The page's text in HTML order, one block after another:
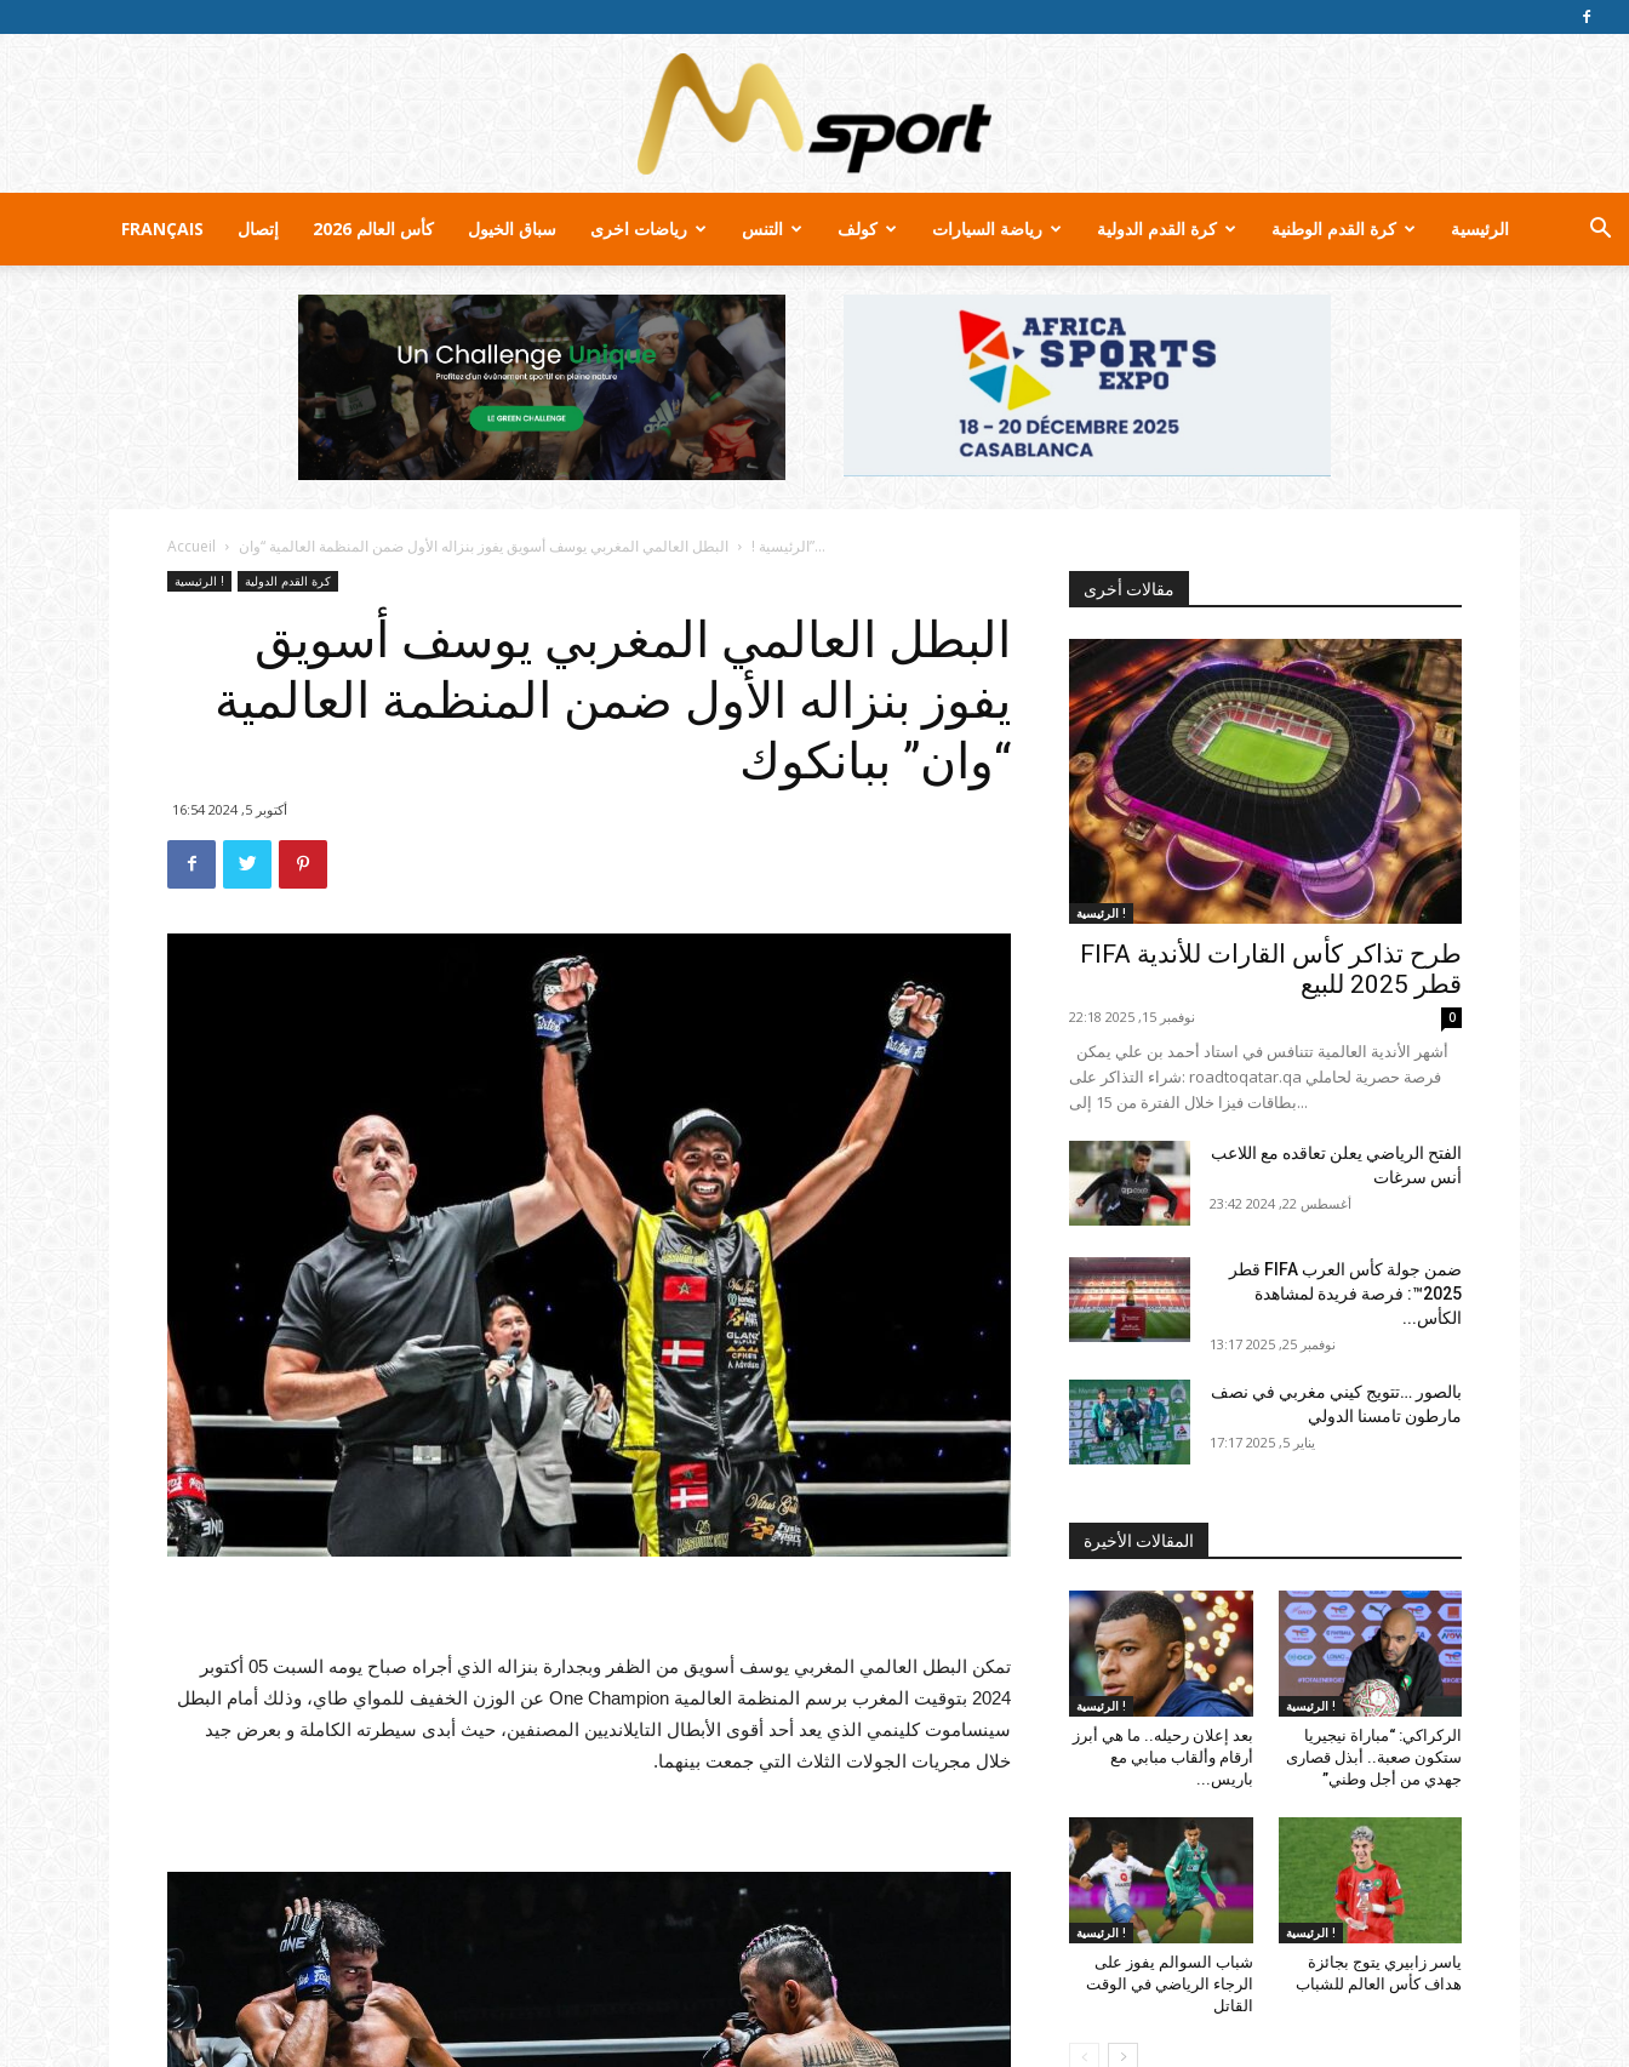
MSport.ma
FRANÇAIS إتصال كأس العالم 2026 سباق الخيول رياضات اخرى التنس كولف رياضة السيارات كرة القدم الدولية كرة القدم الوطنية الرئيسية
Accueil الرئيسية !البطل العالمي المغربي يوسف أسويق يفوز بنزاله الأول ضمن المنظمة العالمية “وان”...
الرئيسية ! كرة القدم الدولية
البطل العالمي المغربي يوسف أسويق
يفوز بنزاله الأول ضمن المنظمة العالمية
“وان” ببانكوك
أكتوبر 5, 2024 16:54
تمكن البطل العالمي المغربي يوسف أسويق من الظفر وبجدارة بنزاله الذي أجراه صباح يومه السبت 05 أكتوبر
2024 بتوقيت المغرب برسم المنظمة العالمية One Champion عن الوزن الخفيف للمواي طاي، وذلك أمام البطل
سينساموت كلينمي الذي يعد أحد أقوى الأبطال التايلانديين المصنفين، حيث أبدى سيطرته الكاملة و بعرض جيد
خلال مجريات الجولات الثلاث التي جمعت بينهما.
مقالات أخرى
الرئيسية !
طرح تذاكر كأس القارات للأندية FIFA
قطر 2025 للبيع
نوفمبر 15, 2025 22:18 0
شراء التذاكر على: roadtoqatar.qa فرصة حصرية لحاملي
بطاقات فيزا خلال الفترة من 15 إلى...
الفتح الرياضي يعلن تعاقده مع اللاعب
أنس سرغات
أغسطس 22, 2024 23:42
ضمن جولة كأس العرب FIFA قطر
2025™: فرصة فريدة لمشاهدة
الكأس...
نوفمبر 25, 2025 13:17
بالصور …تتويج كيني مغربي في نصف
مارطون تامسنا الدولي
يناير 5, 2025 17:17
المقالات الأخيرة
الرئيسية !
بعد إعلان رحيله.. ما هي أبرز
أرقام وألقاب مبابي مع
باريس...
الرئيسية !
الركراكي: “مباراة نيجيريا
ستكون صعبة.. أبذل قصارى
جهدي من أجل وطني”
الرئيسية !
شباب السوالم يفوز على
الرجاء الرياضي في الوقت
القاتل
الرئيسية !
ياسر زابيري يتوج بجائزة
هداف كأس العالم للشباب